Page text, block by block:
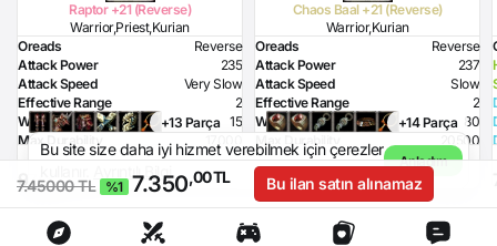
Raptor +21 (Reverse)
Warrior,Priest,Kurian
Oreads
Reverse
Attack Power
235
Attack Speed
Very Slow
Effective Range
2
Weight
15
Max Durability
17000
Poison Damage
100
Required Strength
236
+13 Parça
97.000
Chaos Baal +21 (Reverse)
Warrior,Kurian
Oreads
Reverse
Attack Power
237
Attack Speed
Slow
Effective Range
2
Weight
80
Max Durability
20500
Health Bonus
10
Flame Damage
Required Level
Skill
Attack Hour 1% probability
+14 Parça
182.000
Bu site size daha iyi hizmet verebilmek için çerezler
Ayrıntılı Bilgi
Anladım
7.45000 TL %1 7.350,00 TL Bu ilan satın alınamaz